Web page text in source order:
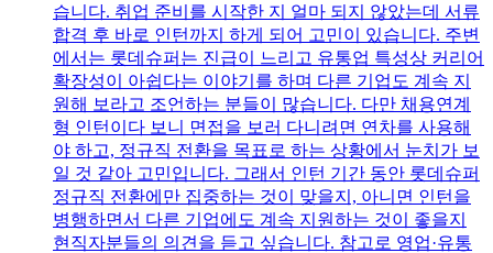
습니다. 취업 준비를 시작한 지 얼마 되지 않았는데 서류
합격 후 바로 인턴까지 하게 되어 고민이 있습니다. 주변
에서는 롯데슈퍼는 진급이 느리고 유통업 특성상 커리어
확장성이 아쉽다는 이야기를 하며 다른 기업도 계속 지
원해 보라고 조언하는 분들이 많습니다. 다만 채용연계
형 인턴이다 보니 면접을 보러 다니려면 연차를 사용해
야 하고, 정규직 전환을 목표로 하는 상황에서 눈치가 보
일 것 같아 고민입니다. 그래서 인턴 기간 동안 롯데슈퍼
정규직 전환에만 집중하는 것이 맞을지, 아니면 인턴을
병행하면서 다른 기업에도 계속 지원하는 것이 좋을지
현직자분들의 의견을 듣고 싶습니다. 참고로 영업·유통